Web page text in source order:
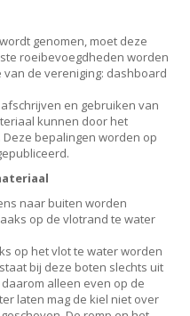
genomen, moet deze
roeibevoegdheden worden
de vereniging: dashboard
en gebruiken van
kunnen door het
bepalingen worden op
naar buiten worden
op de vlotrand te water
op het vlot te water worden
bij deze boten slechts uit
alleen even op de
laten mag de kiel niet over